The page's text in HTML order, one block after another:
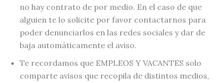
no hay contrato de por medio. En el caso de que
alguien te lo solicite por favor contactarnos para
poder denunciarlos en las redes sociales y dar de
baja automáticamente el aviso.
Te recordamos que EMPLEOS Y VACANTES solo
comparte avisos que recopila de distintos medios,